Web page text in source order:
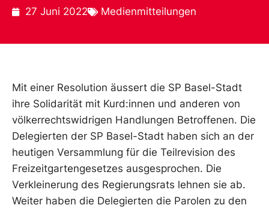
27 Juni 2022 Medienmitteilungen
Mit einer Resolution äussert die SP Basel-Stadt
ihre Solidarität mit Kurd:innen und anderen von
völkerrechtswidrigen Handlungen Betroffenen. Die
Delegierten der SP Basel-Stadt haben sich an der
heutigen Versammlung für die Teilrevision des
Freizeitgartengesetzes ausgesprochen. Die
Verkleinerung des Regierungsrats lehnen sie ab.
Weiter haben die Delegierten die Parolen zu den